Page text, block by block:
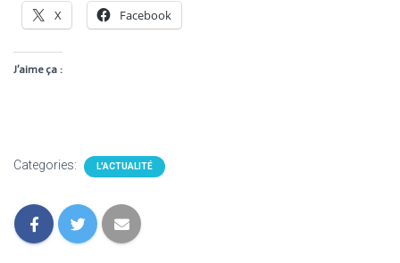
X Facebook
J’aime ça :
Categories: L'ACTUALITÉ